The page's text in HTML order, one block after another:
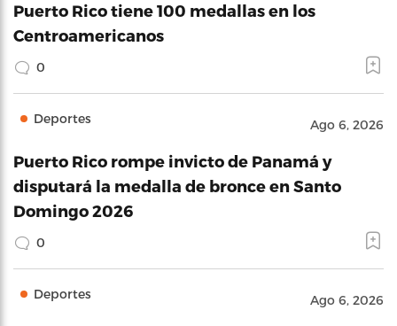
Puerto Rico tiene 100 medallas en los
Centroamericanos
0
Deportes Ago 6, 2026
Puerto Rico rompe invicto de Panamá y
disputará la medalla de bronce en Santo
Domingo 2026
0
Deportes Ago 6, 2026